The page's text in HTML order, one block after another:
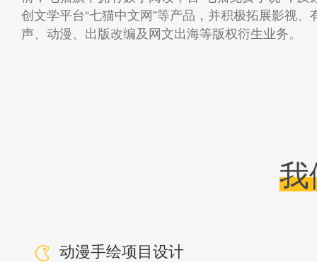
创文学平台“七猫中文网”等产品，并积极拓展影视、
声、动漫、出版改编及网文出海等版权衍生业务。
我
动漫手绘项目设计